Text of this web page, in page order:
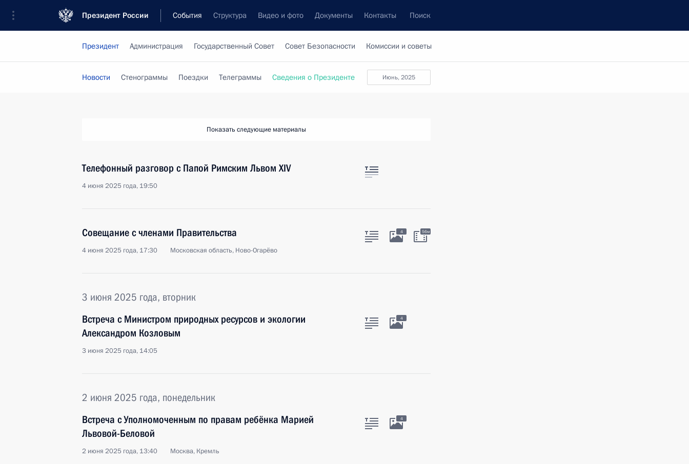
Президент России События Структура Видео и фото Документы Контакты Поиск
Президент Администрация Государственный Совет Совет Безопасности Комиссии и советы
июнь, 2025
Новости Стенограммы Поездки Телеграммы Сведения о Президенте
Показать следующие материалы
Телефонный разговор с Папой Римским Львом XIV
4 июня 2025 года, 19:50
Совещание с членами Правительства
4 июня 2025 года, 17:30 Московская область, Ново-Огарёво
4 56м
3 июня 2025 года, вторник
Встреча с Министром природных ресурсов и экологии
Александром Козловым
3 июня 2025 года, 14:05
4
2 июня 2025 года, понедельник
Встреча с Уполномоченным по правам ребёнка Марией
Львовой-Беловой
2 июня 2025 года, 13:40 Москва, Кремль
4